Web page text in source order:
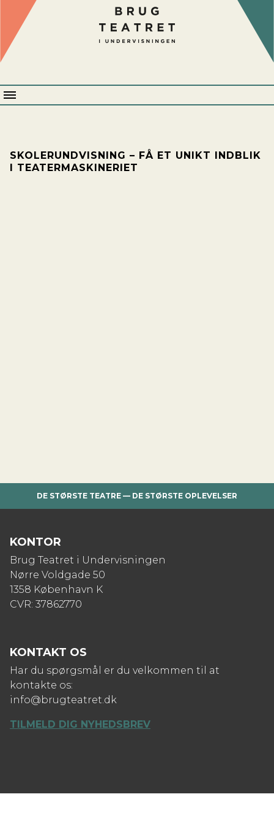
Teatret
Menu
SKOLERUNDVISNING – FÅ ET UNIKT INDBLIK
I TEATERMASKINERIET
DE STØRSTE TEATRE — DE STØRSTE OPLEVELSER
KONTOR
Brug Teatret i Undervisningen
Nørre Voldgade 50
1358 København K
CVR: 37862770
KONTAKT OS
Har du spørgsmål er du velkommen til at
kontakte os:
info@brugteatret.dk
TILMELD DIG NYHEDSBREV